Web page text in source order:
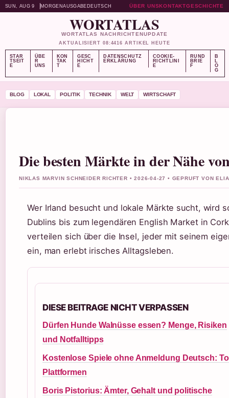
SUN, AUG 9 MORGENAUSGABE DEUTSCH ÜBER UNSKONTAKTGESCHICHTE
WORTATLAS
WORTATLAS NACHRICHTENUPDATE
AKTUALISIERT 08:4416 ARTIKEL HEUTE
STAR
TSEIT
E
ÜBE
R
UNS
KON
TAK
T
GESC
HICHT
E
DATENSCHUTZ
ERKLÄRUNG
COOKIE-
RICHTLINI
E
RUND
BRIE
F
B
L
O
G
BLOG LOKAL POLITIK TECHNIK WELT WIRTSCHAFT
Die besten Märkte in der Nähe
NIKLAS MARVIN SCHNEIDER RICHTER • 2026-04-27 • GEPRUFT VON
Wer Irland besucht und lokale Märkte sucht, wird
Dublins bis zum legendären English Market in
verteilen sich über die Insel, jeder mit seinem
ein, man erlebt irisches Alltagsleben.
DIESE BEITRAGE NICHT VERPASSEN
Dürfen Hunde Walnüsse essen? Menge, Risiken
und Notfalltipps
Kostenlose Spiele ohne Anmeldung Deutsch:
Plattformen
Boris Pistorius: Ämter, Gehalt und politische